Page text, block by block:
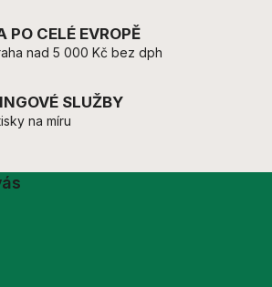
PO CELÉ EVROPĚ
nad 5 000 Kč bez dph
SLUŽBY
na míru